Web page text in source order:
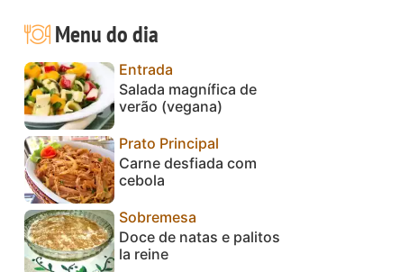
Menu do dia
Entrada
Salada magnífica de
verão (vegana)
Prato Principal
Carne desfiada com
cebola
Sobremesa
Doce de natas e palitos
la reine